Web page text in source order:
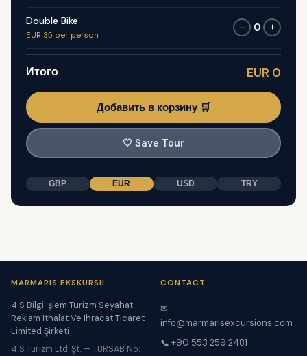
Double Bike
EUR 35 per person
− 0 +
Итого EUR 0
Добавить в корзину 🛒
🤍 Save Tour
GBP EUR USD TRY
MARMARIS EKSKURSII
4 S Bilgi İşlem Turizm Seyahat
Reklam İthalat Ve İhracat Ticaret
Limited Şirketi
4 S Turizm Ltd. Şt. — TÜRSAB No:
CONTACT
✉
info@marmarisexcursions.com
📞 +90 553 259 2481